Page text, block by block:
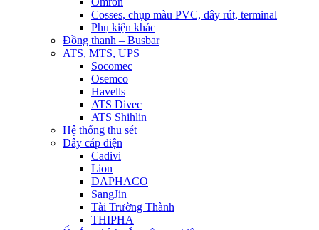
Cosses, chụp màu PVC, dây rút, terminal
Phụ kiện khác
Đồng thanh – Busbar
ATS, MTS, UPS
Socomec
Osemco
Havells
ATS Divec
ATS Shihlin
Hệ thống thu sét
Dây cáp điện
Cadivi
Lion
DAPHACO
SangJin
Tài Trường Thành
THIPHA